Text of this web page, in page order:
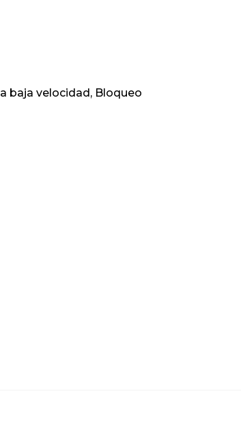
baja velocidad, Bloqueo